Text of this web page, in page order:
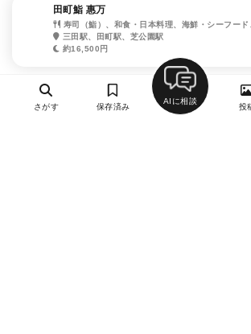
田町鮨 惠万
寿司（鮨）、和食・日本料理、海鮮・シーフード
三田駅、田町駅、芝公園駅
約16,500円
さがす 保存済み
AIに相談
投